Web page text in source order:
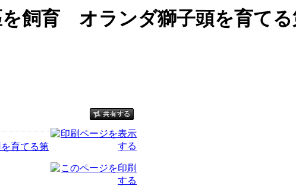
を飼育 オランダ獅子頭を育て
育てる第